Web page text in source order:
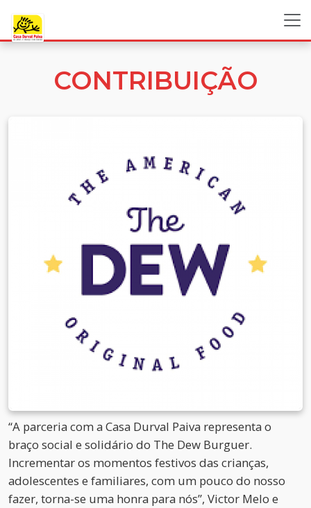
CONTRIBUIÇÃO
“A parceria com a Casa Durval Paiva representa o
braço social e solidário do The Dew Burguer.
Incrementar os momentos festivos das crianças,
adolescentes e familiares, com um pouco do nosso
fazer, torna-se uma honra para nós”, Victor Melo e